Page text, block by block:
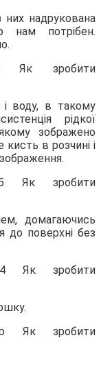
надрукована
нам потрібен.
воду, в такому
рідкої
зображено
в розчині і
домагаючись
до поверхні без